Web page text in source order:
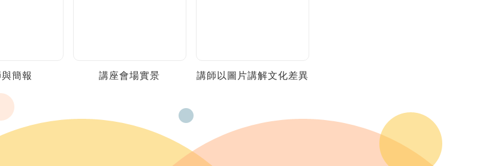
簡報 講座會場實景 講師以圖片講解文化差異